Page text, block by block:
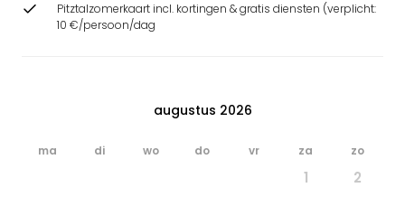
Pitztalzomerkaart incl. kortingen & gratis diensten (verplicht:
10 €/persoon/dag
augustus 2026
ma di wo do vr za zo
1
2